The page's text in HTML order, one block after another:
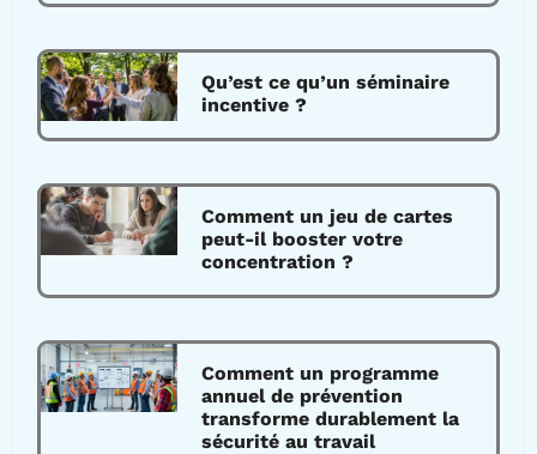
Qu’est ce qu’un séminaire
incentive ?
Comment un jeu de cartes
peut-il booster votre
concentration ?
Comment un programme
annuel de prévention
transforme durablement la
sécurité au travail